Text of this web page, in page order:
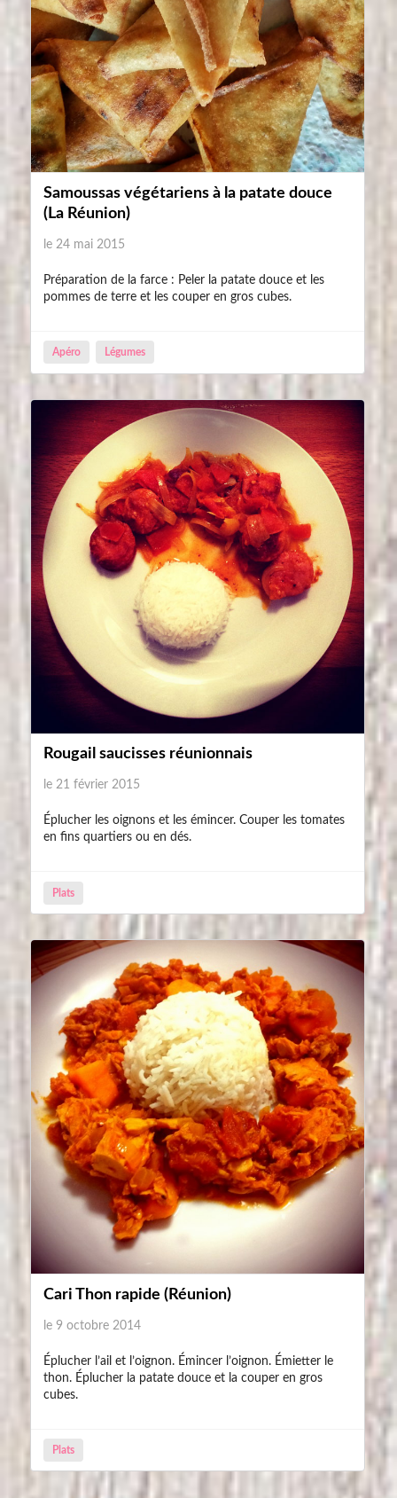
Samoussas végétariens à la patate douce
(La Réunion)
le 24 mai 2015
Préparation de la farce : Peler la patate douce et les
pommes de terre et les couper en gros cubes.
Apéro Légumes
Rougail saucisses réunionnais
le 21 février 2015
Éplucher les oignons et les émincer. Couper les tomates
en fins quartiers ou en dés.
Plats
Cari Thon rapide (Réunion)
le 9 octobre 2014
Éplucher l’ail et l’oignon. Émincer l’oignon. Émietter le
thon. Éplucher la patate douce et la couper en gros
cubes.
Plats